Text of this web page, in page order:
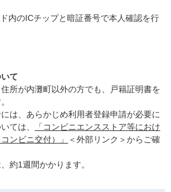
内のICチップと暗証番号で本人確認を行
て
所が内灘町以外の方でも、戸籍証明書を
は、あらかじめ利用者登録申請が必要に
ては、
「コンビニエンスストア等におけ
ンビニ交付）」
＜外部リンク＞からご確
約1週間かかります。